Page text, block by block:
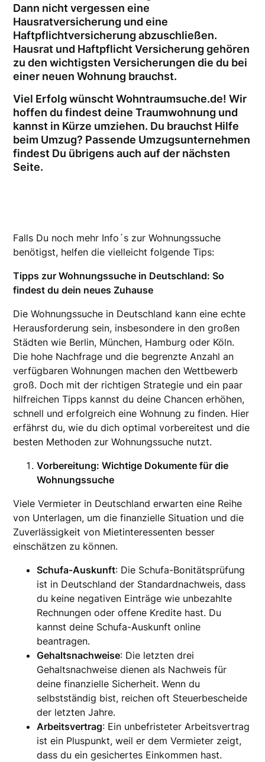
Dann nicht vergessen eine
Hausratversicherung und eine
Haftpflichtversicherung abzuschließen.
Hausrat und Haftpflicht Versicherung gehören
zu den wichtigsten Versicherungen die du bei
einer neuen Wohnung brauchst.
Viel Erfolg wünscht Wohntraumsuche.de! Wir
hoffen du findest deine Traumwohnung und
kannst in Kürze umziehen. Du brauchst Hilfe
beim Umzug? Passende Umzugsunternehmen
findest Du übrigens auch auf der nächsten
Seite.
Falls Du noch mehr Info´s zur Wohnungssuche
benötigst, helfen die vielleicht folgende Tips:
Tipps zur Wohnungssuche in Deutschland: So
findest du dein neues Zuhause
Die Wohnungssuche in Deutschland kann eine echte
Herausforderung sein, insbesondere in den großen
Städten wie Berlin, München, Hamburg oder Köln.
Die hohe Nachfrage und die begrenzte Anzahl an
verfügbaren Wohnungen machen den Wettbewerb
groß. Doch mit der richtigen Strategie und ein paar
hilfreichen Tipps kannst du deine Chancen erhöhen,
schnell und erfolgreich eine Wohnung zu finden. Hier
erfährst du, wie du dich optimal vorbereitest und die
besten Methoden zur Wohnungssuche nutzt.
Vorbereitung: Wichtige Dokumente für die
Wohnungssuche
Viele Vermieter in Deutschland erwarten eine Reihe
von Unterlagen, um die finanzielle Situation und die
Zuverlässigkeit von Mietinteressenten besser
einschätzen zu können.
Schufa-Auskunft: Die Schufa-Bonitätsprüfung
ist in Deutschland der Standardnachweis, dass
du keine negativen Einträge wie unbezahlte
Rechnungen oder offene Kredite hast. Du
kannst deine Schufa-Auskunft online
beantragen.
Gehaltsnachweise: Die letzten drei
Gehaltsnachweise dienen als Nachweis für
deine finanzielle Sicherheit. Wenn du
selbstständig bist, reichen oft Steuerbescheide
der letzten Jahre.
Arbeitsvertrag: Ein unbefristeter Arbeitsvertrag
ist ein Pluspunkt, weil er dem Vermieter zeigt,
dass du ein gesichertes Einkommen hast.